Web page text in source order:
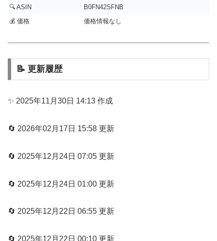
🔍 ASIN
B0FN42SFNB
💰 価格
価格情報なし
📝 更新履歴
✨ 2025年11月30日 14:13 作成
🔄 2026年02月17日 15:58 更新
🔄 2025年12月24日 07:05 更新
🔄 2025年12月24日 01:00 更新
🔄 2025年12月22日 06:55 更新
🔄 2025年12月22日 00:10 更新